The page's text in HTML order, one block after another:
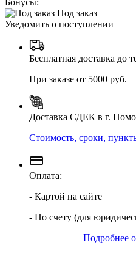
Под заказ
Уведомить о поступлении
Бесплатная доставка
При заказе от 5000 руб.
Доставка СДЕК в г.
Стоимость, сроки,
Оплата:
- Картой на сайте
- По счету (для
Подробнее